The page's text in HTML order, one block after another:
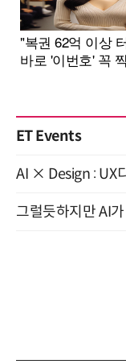
ET Events